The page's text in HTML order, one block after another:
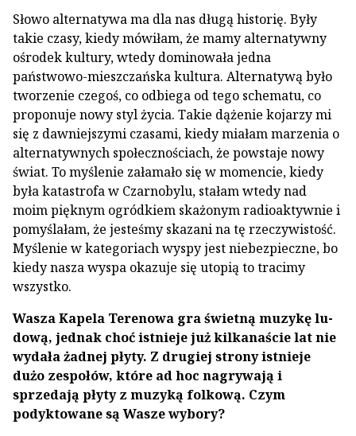
Słowo alternatywa ma dla nas długą historię. Były
takie czasy, kiedy mówiłam, że mamy alternatywny
ośrodek kultury, wtedy dominowała jedna
państwowo­-mieszczańska kultura. Alternatywą było
tworzenie cze­goś, co odbiega od tego schematu, co
proponuje nowy styl życia. Takie dążenie kojarzy mi
się z dawniejszy­mi czasami, kiedy miałam marzenia o
alternatywnych społecznościach, że powstaje nowy
świat. To myśle­nie załamało się w momencie, kiedy
była katastrofa w Czarnobylu, stałam wtedy nad
moim pięknym ogródkiem skażonym radioaktywnie i
pomyślałam, że jesteśmy skazani na tę rzeczywistość.
Myślenie w kategoriach wyspy jest niebezpieczne, bo
kiedy na­sza wyspa okazuje się utopią to tracimy
wszystko.
Wasza Kapela Terenowa gra świetną muzykę lu­
dową, jednak choć istnieje już kilkanaście lat nie
wyda­ła żadnej płyty. Z drugiej strony istnieje
dużo zespołów, które ad hoc nagrywają i
sprzedają płyty z muzyką fol­kową. Czym
podyktowane są Wasze wybory?